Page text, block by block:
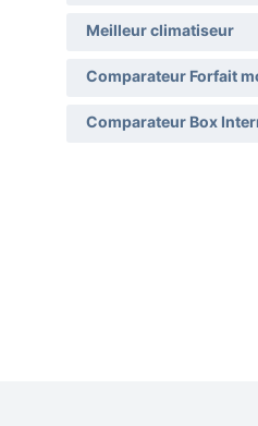
Meilleur climatiseur
Comparateur Forfait
Comparateur Box